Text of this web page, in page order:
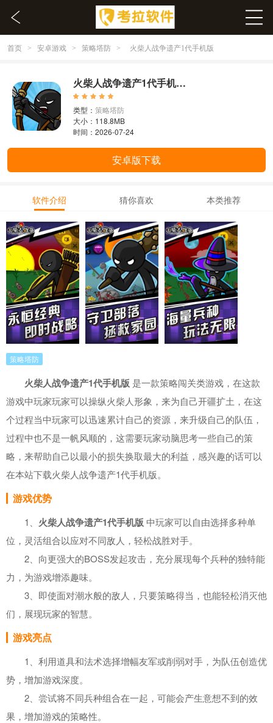
首页 > 安卓游戏 > 策略塔防 > 火柴人战争遗产1代手机版
火柴人战争遗产1代手机版 2021.1.69
类型： 策略塔防
大小：118.8MB
时间：2026-07-24
安卓版下载
软件介绍 猜你喜欢 本类推荐
策略塔防
火柴人战争遗产1代手机版 是一款策略闯关类游戏，在这款
游戏中玩家玩家可以操纵火柴人形象，来为自己开疆扩土，在这
个过程当中玩家可以迅速累计自己的资源，来升级自己的队伍，
过程中也不是一帆风顺的，这需要玩家动脑思考一些自己的策
略，来帮助自己以最小的损失换取最大的利益，感兴趣的话可以
在本站下载火柴人战争遗产1代手机版。
游戏优势
1、 火柴人战争遗产1代手机版 中玩家可以自由选择多种单
位，灵活组合以应对不同敌人，轻松战胜对手。
2、向更强大的BOSS发起攻击，充分展现每个兵种的独特能
力，为游戏增添趣味。
3、即使面对潮水般的敌人，只要策略得当，也能轻松消灭他
们，展现玩家的智慧。
游戏亮点
1、利用道具和法术选择增幅友军或削弱对手，为队伍创造优
势，增加游戏深度。
2、尝试将不同兵种组合在一起，可能会产生意想不到的效
果，增加游戏的策略性。